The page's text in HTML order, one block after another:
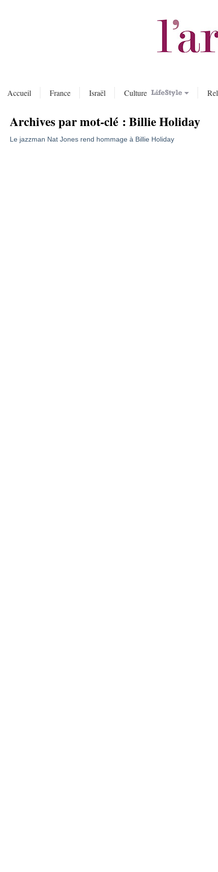
Accueil France Israël Culture
Archives par mot-clé :Billie Holiday
Le jazzman Nat Jones rend hommage à Billie Holiday